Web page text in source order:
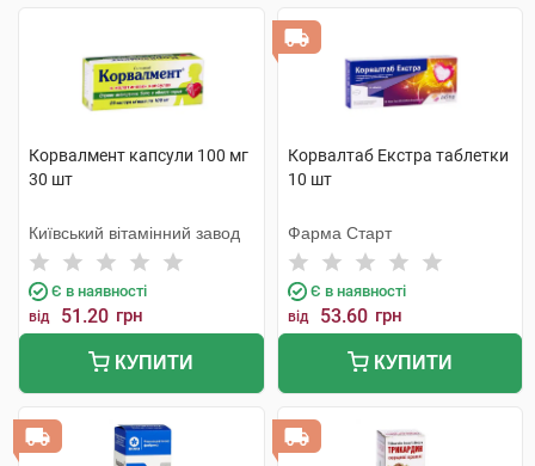
Корвалмент капсули 100 мг
30 шт
Київський вітамінний завод
Є в наявності
від 51.20 грн
КУПИТИ
Корвалтаб Екстра таблетки
10 шт
Фарма Старт
Є в наявності
від 53.60 грн
КУПИТИ